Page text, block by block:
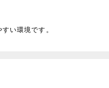
い環境です。